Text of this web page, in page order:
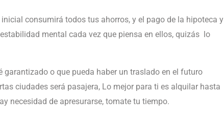
consumirá todos tus ahorros, y el pago de la hipoteca y
mental cada vez que piensa en ellos, quizás lo
garantizado o que pueda haber un traslado en el futuro
ciudades será pasajera, Lo mejor para ti es alquilar hasta
necesidad de apresurarse, tomate tu tiempo.